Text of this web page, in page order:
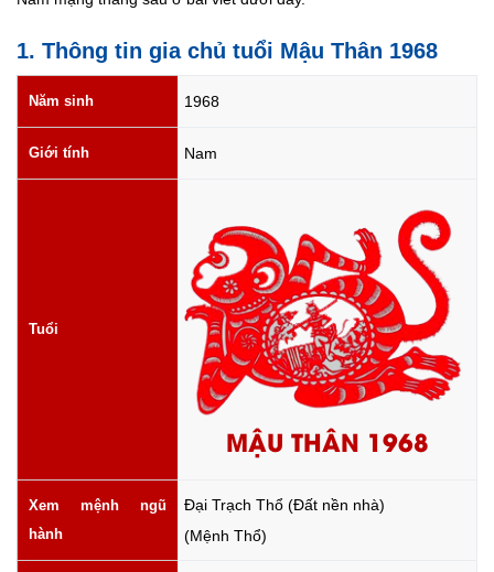
1. Thông tin gia chủ tuổi Mậu Thân 1968
Năm sinh 1968
Giới tính Nam
Tuổi
MẬU THÂN 1968
Xem mệnh ngũ
hành
Đại Trạch Thổ (Đất nền nhà)
(Mệnh Thổ)